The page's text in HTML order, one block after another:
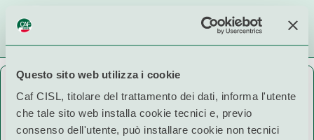
Questo sito web utilizza i cookie
Caf CISL, titolare del trattamento dei dati, informa l'utente
che tale sito web installa cookie tecnici e, previo
consenso dell'utente, può installare cookie non tecnici
Seleziona la provincia